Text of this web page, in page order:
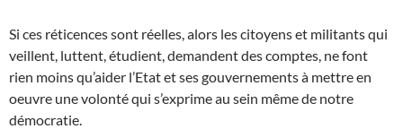
Si ces réticences sont réelles, alors les citoyens et militants qui
veillent, luttent, étudient, demandent des comptes, ne font
rien moins qu’aider l’Etat et ses gouvernements à mettre en
oeuvre une volonté qui s’exprime au sein même de notre
démocratie.